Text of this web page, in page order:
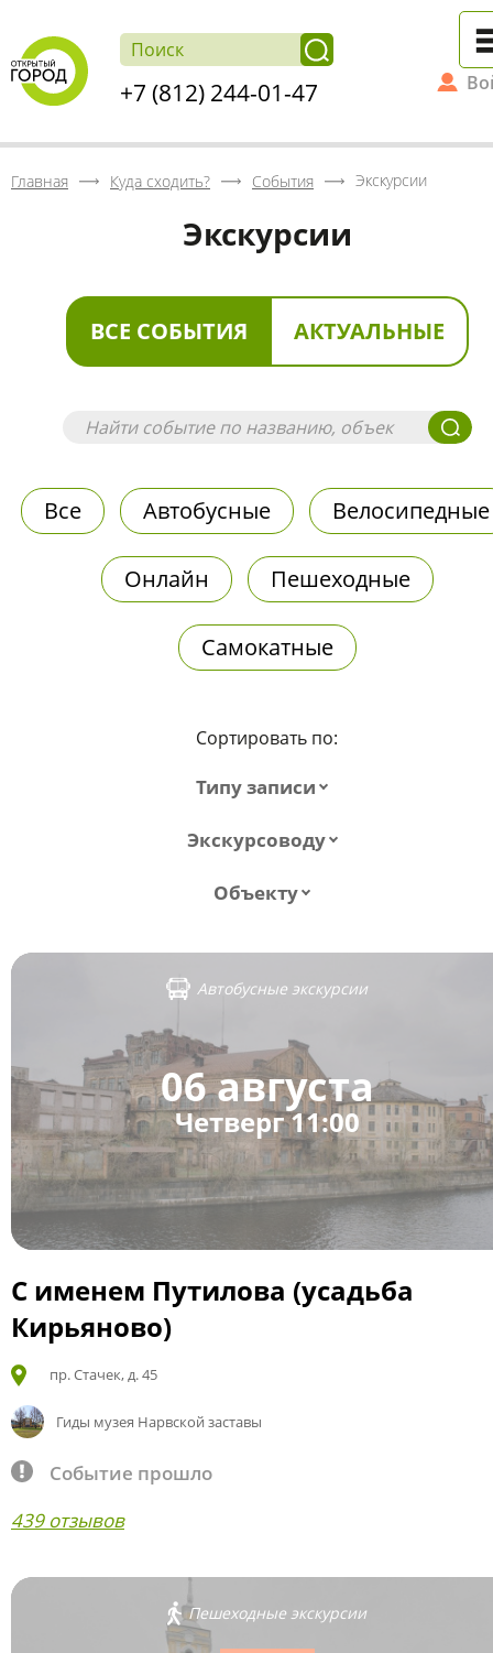
+7 (812) 244-01-47
Главная Куда сходить? События Экскурсии
Экскурсии
ВСЕ СОБЫТИЯ АКТУАЛЬНЫЕ
Все Автобусные Велосипедные
Онлайн Пешеходные
Самокатные
Сортировать по:
Типу записи
Экскурсоводу
Объекту
Автобусные экскурсии
06 августа
Четверг 11:00
С именем Путилова (усадьба
Кирьяново)
пр. Стачек, д. 45
Гиды музея Нарвской заставы
Событие прошло
439 отзывов
Пешеходные экскурсии